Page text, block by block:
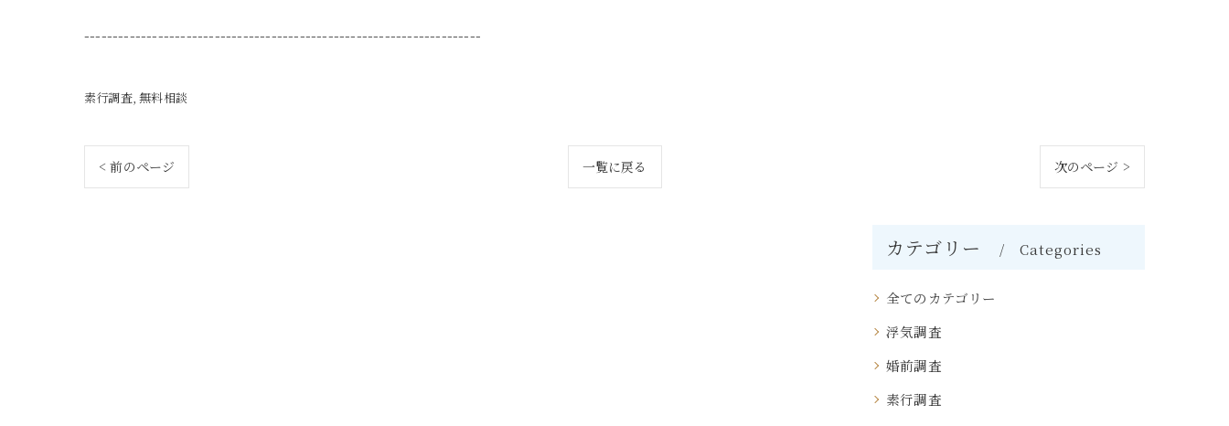
----------------------------------------------------------------------
素行調査 無料相談
< 前のページ 一覧に戻る 次のページ >
カテゴリー Categories
全てのカテゴリー
浮気調査
婚前調査
素行調査